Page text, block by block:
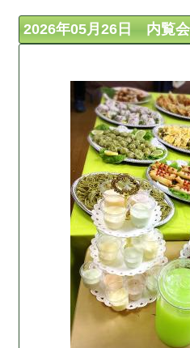
2026年05月26日 内覧